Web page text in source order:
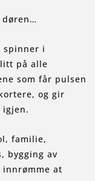
døren…
spinner i
på alle
som får pulsen
og gir
igjen.
familie,
bygging av
innrømme at